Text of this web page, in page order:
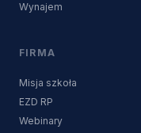
Wynajem
FIRMA
Misja szkoła
EZD RP
Webinary